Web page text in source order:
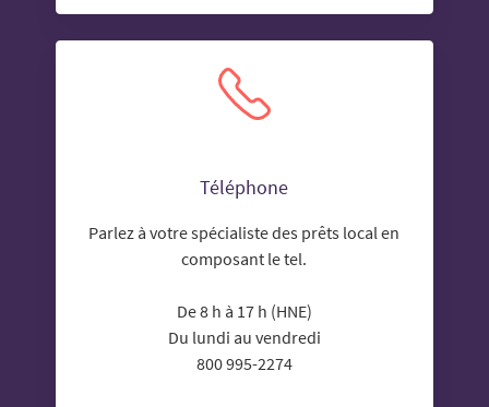
Téléphone
Parlez à votre spécialiste des prêts local en
composant le tel.
De 8 h à 17 h (HNE)
Du lundi au vendredi
800 995-2274